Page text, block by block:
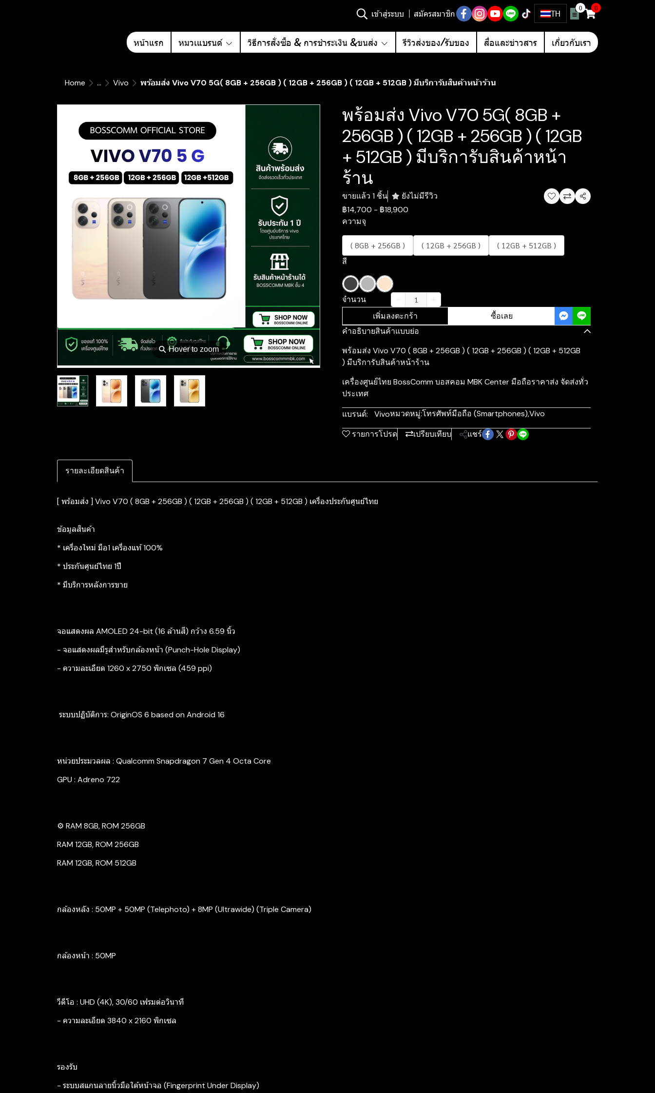
เข้าสู่ระบบ สมัครสมาชิก TH
0 0
หน้าแรก หมวเแบรนด์ วิธีการสั่งซื้อ & การชำระเงิน &ขนส่ง รีวิวส่งของ/รับของ สื่อและข่าวสาร เกี่ยวกับเรา
Home ... Vivo พร้อมส่ง Vivo V70 5G( 8GB + 256GB ) ( 12GB + 256GB ) ( 12GB + 512GB ) มีบริการับสินค้าหน้าร้าน
⚲Hover to zoom
พร้อมส่ง Vivo V70 5G( 8GB +
256GB ) ( 12GB + 256GB ) ( 12GB
+ 512GB ) มีบริการับสินค้าหน้า
ร้าน
ขายแล้ว 1 ชิ้น ยังไม่มีรีวิว แชร์
฿14,700 - ฿18,900
ความจุ
( 8GB + 256GB ) ( 12GB + 256GB )
( 12GB + 512GB )
สี
จำนวน
เพิ่มลงตะกร้า ซื้อเลย
คำอธิบายสินค้าแบบย่อ
พร้อมส่ง Vivo V70 ( 8GB + 256GB ) ( 12GB + 256GB ) ( 12GB + 512GB
) มีบริการับสินค้าหน้าร้าน
เครื่องศูนย์ไทย BossComm บอสคอม MBK Center มือถือราคาส่ง จัดส่งทั่ว
ประเทศ
แบรนด์:
Vivoหมวดหมู่:โทรศัพท์มือถือ (Smartphones),Vivo
รายการโปรด
เปรียบเทียบ แชร์
รายละเอียดสินค้า
[ พร้อมส่ง ] Vivo V70 ( 8GB + 256GB ) ( 12GB + 256GB ) ( 12GB + 512GB ) เครื่องประกันศูนย์ไทย
ข้อมูลสินค้า
* เครื่องใหม่ มือ1 เครื่องแท้ 100%
* ประกันศูนย์ไทย 1ปี
* มีบริการหลังการขาย
จอแสดงผล AMOLED 24-bit (16 ล้านสี) กว้าง 6.59 นิ้ว
- จอแสดงผลมีรูสำหรับกล้องหน้า (Punch-Hole Display)
- ความละเอียด 1260 x 2750 พิกเซล (459 ppi)
‍ ระบบปฏิบัติการ: OriginOS 6 based on Android 16
หน่วยประมวลผล : Qualcomm Snapdragon 7 Gen 4 Octa Core
GPU : Adreno 722
⚙️ RAM 8GB, ROM 256GB
RAM 12GB, ROM 256GB
RAM 12GB, ROM 512GB
กล้องหลัง : 50MP + 50MP (Telephoto) + 8MP (Ultrawide) (Triple Camera)
กล้องหน้า : 50MP
วีดีโอ : UHD (4K), 30/60 เฟรมต่อวินาที
- ความละเอียด 3840 x 2160 พิกเซล
รองรับ
- ระบบสแกนลายนิ้วมือใต้หน้าจอ (Fingerprint Under Display)